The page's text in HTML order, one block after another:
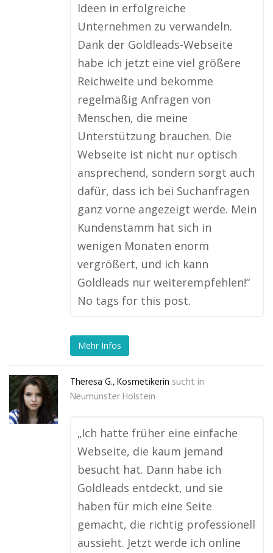
Ideen in erfolgreiche
Unternehmen zu verwandeln.
Dank der Goldleads-Webseite
habe ich jetzt eine viel größere
Reichweite und bekomme
regelmäßig Anfragen von
Menschen, die meine
Unterstützung brauchen. Die
Webseite ist nicht nur optisch
ansprechend, sondern sorgt auch
dafür, dass ich bei Suchanfragen
ganz vorne angezeigt werde. Mein
Kundenstamm hat sich in
wenigen Monaten enorm
vergrößert, und ich kann
Goldleads nur weiterempfehlen!“
No tags for this post.
Mehr Infos
Theresa G., Kosmetikerin sucht in
Neumünster Holstein
„Ich hatte früher eine einfache
Webseite, die kaum jemand
besucht hat. Dann habe ich
Goldleads entdeckt, und sie
haben für mich eine Seite
gemacht, die richtig professionell
aussieht. Jetzt werde ich online